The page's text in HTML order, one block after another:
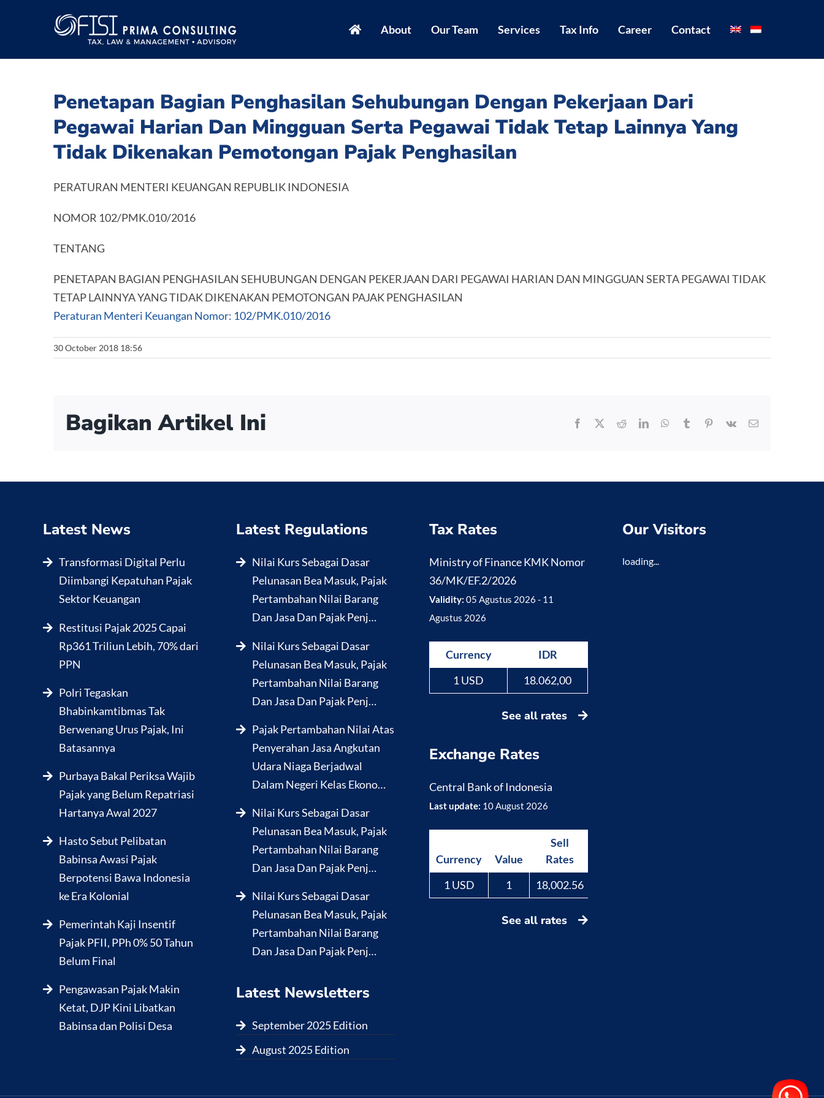
About Our Team Services Tax Info Career Contact
Penetapan Bagian Penghasilan Sehubungan Dengan Pekerjaan Dari
Pegawai Harian Dan Mingguan Serta Pegawai Tidak Tetap Lainnya Yang
Tidak Dikenakan Pemotongan Pajak Penghasilan
PERATURAN MENTERI KEUANGAN REPUBLIK INDONESIA
NOMOR 102/PMK.010/2016
TENTANG
PENETAPAN BAGIAN PENGHASILAN SEHUBUNGAN DENGAN PEKERJAAN DARI PEGAWAI HARIAN DAN MINGGUAN SERTA PEGAWAI TIDAK
TETAP LAINNYA YANG TIDAK DIKENAKAN PEMOTONGAN PAJAK PENGHASILAN
Peraturan Menteri Keuangan Nomor: 102/PMK.010/2016
30 October 2018 18:56
Bagikan Artikel Ini Facebook RedditLinkedInWhatsApp
Tumblr Pinterest
Vk Email
Latest News
Transformasi Digital Perlu
Diimbangi Kepatuhan Pajak
Sektor Keuangan
Restitusi Pajak 2025 Capai
Rp361 Triliun Lebih, 70% dari
PPN
Polri Tegaskan
Bhabinkamtibmas Tak
Berwenang Urus Pajak, Ini
Batasannya
Purbaya Bakal Periksa Wajib
Pajak yang Belum Repatriasi
Hartanya Awal 2027
Hasto Sebut Pelibatan
Babinsa Awasi Pajak
Berpotensi Bawa Indonesia
ke Era Kolonial
Pemerintah Kaji Insentif
Pajak PFII, PPh 0% 50 Tahun
Belum Final
Pengawasan Pajak Makin
Ketat, DJP Kini Libatkan
Babinsa dan Polisi Desa
Latest Regulations
Nilai Kurs Sebagai Dasar
Pelunasan Bea Masuk, Pajak
Pertambahan Nilai Barang
Dan Jasa Dan Pajak Penj…
Nilai Kurs Sebagai Dasar
Pelunasan Bea Masuk, Pajak
Pertambahan Nilai Barang
Dan Jasa Dan Pajak Penj…
Pajak Pertambahan Nilai Atas
Penyerahan Jasa Angkutan
Udara Niaga Berjadwal
Dalam Negeri Kelas Ekono…
Nilai Kurs Sebagai Dasar
Pelunasan Bea Masuk, Pajak
Pertambahan Nilai Barang
Dan Jasa Dan Pajak Penj…
Nilai Kurs Sebagai Dasar
Pelunasan Bea Masuk, Pajak
Pertambahan Nilai Barang
Dan Jasa Dan Pajak Penj…
Latest Newsletters
September 2025 Edition
August 2025 Edition
Tax Rates
Ministry of Finance KMK Nomor
36/MK/EF.2/2026
Validity: 05 Agustus 2026 - 11
Agustus 2026
Currency
IDR
1 USD
18.062,00
See all rates
Exchange Rates
Central Bank of Indonesia
Last update: 10 August 2026
Currency Value
Sell
Rates
1 USD
1 18,002.56
See all rates
Our Visitors
loading...